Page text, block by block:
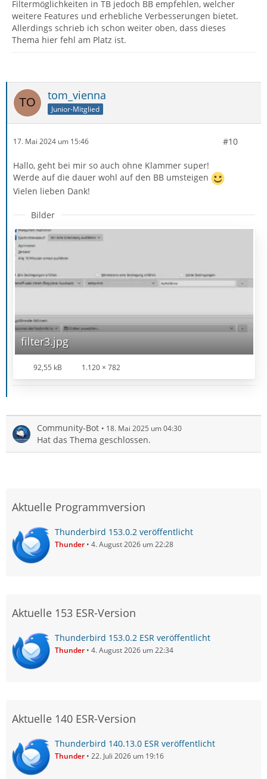
Filtermöglichkeiten in TB jedoch BB empfehlen, welcher
weitere Features und erhebliche Verbesserungen bietet.
Allerdings schrieb ich schon weiter oben, dass dieses
Thema hier fehl am Platz ist.
tom_vienna
Junior-Mitglied
17. Mai 2024 um 15:46 #10
Hallo, geht bei mir so auch ohne Klammer super!
Werde auf die dauer wohl auf den BB umsteigen
Vielen lieben Dank!
Bilder
filter3.jpg
92,55 kB 1.120 × 782
Community-Bot 18. Mai 2025 um 04:30
Hat das Thema geschlossen.
Aktuelle Programmversion
Thunderbird 153.0.2 veröffentlicht
Thunder 4. August 2026 um 22:28
Aktuelle 153 ESR-Version
Thunderbird 153.0.2 ESR veröffentlicht
Thunder 4. August 2026 um 22:34
Aktuelle 140 ESR-Version
Thunderbird 140.13.0 ESR veröffentlicht
Thunder 22. Juli 2026 um 19:16